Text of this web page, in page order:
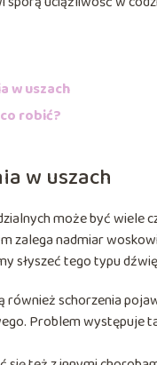
w uszach
robić?
w uszach
może być wiele
zalega nadmiar
słyszeć tego typu
schorzenia
Problem występuje